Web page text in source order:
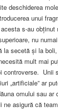
deschiderea
unui
s-au obținut
nu
la secetă și la
mult mai
controverse. Unii
„artificiale” ar
omului sau ar
asigură că